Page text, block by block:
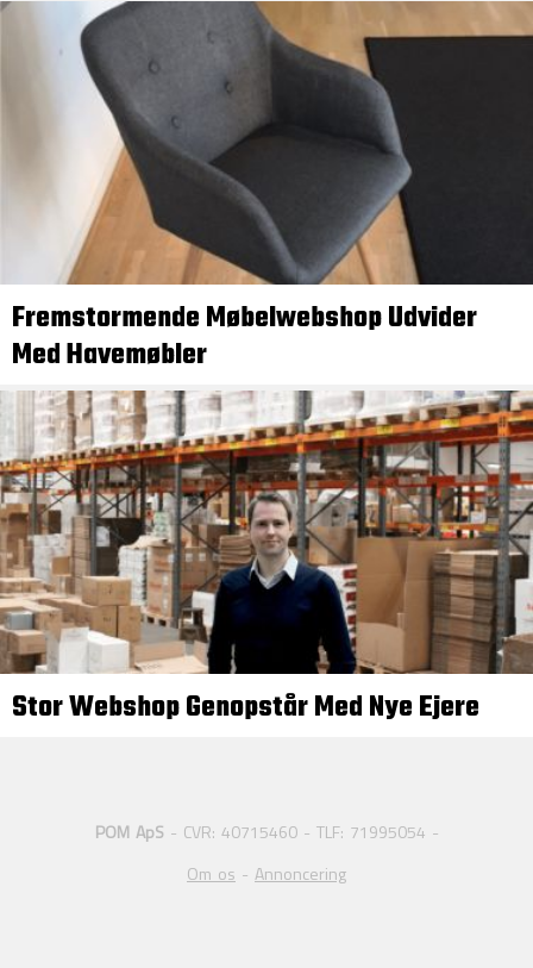
Fremstormende Møbelwebshop Udvider
Med Havemøbler
Stor Webshop Genopstår Med Nye Ejere
POM ApS- CVR: 40715460 - TLF: 71995054 -
Om os - Annoncering